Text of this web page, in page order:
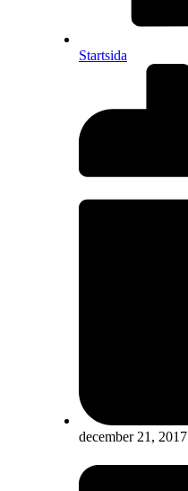
Startsida
december 21, 2017